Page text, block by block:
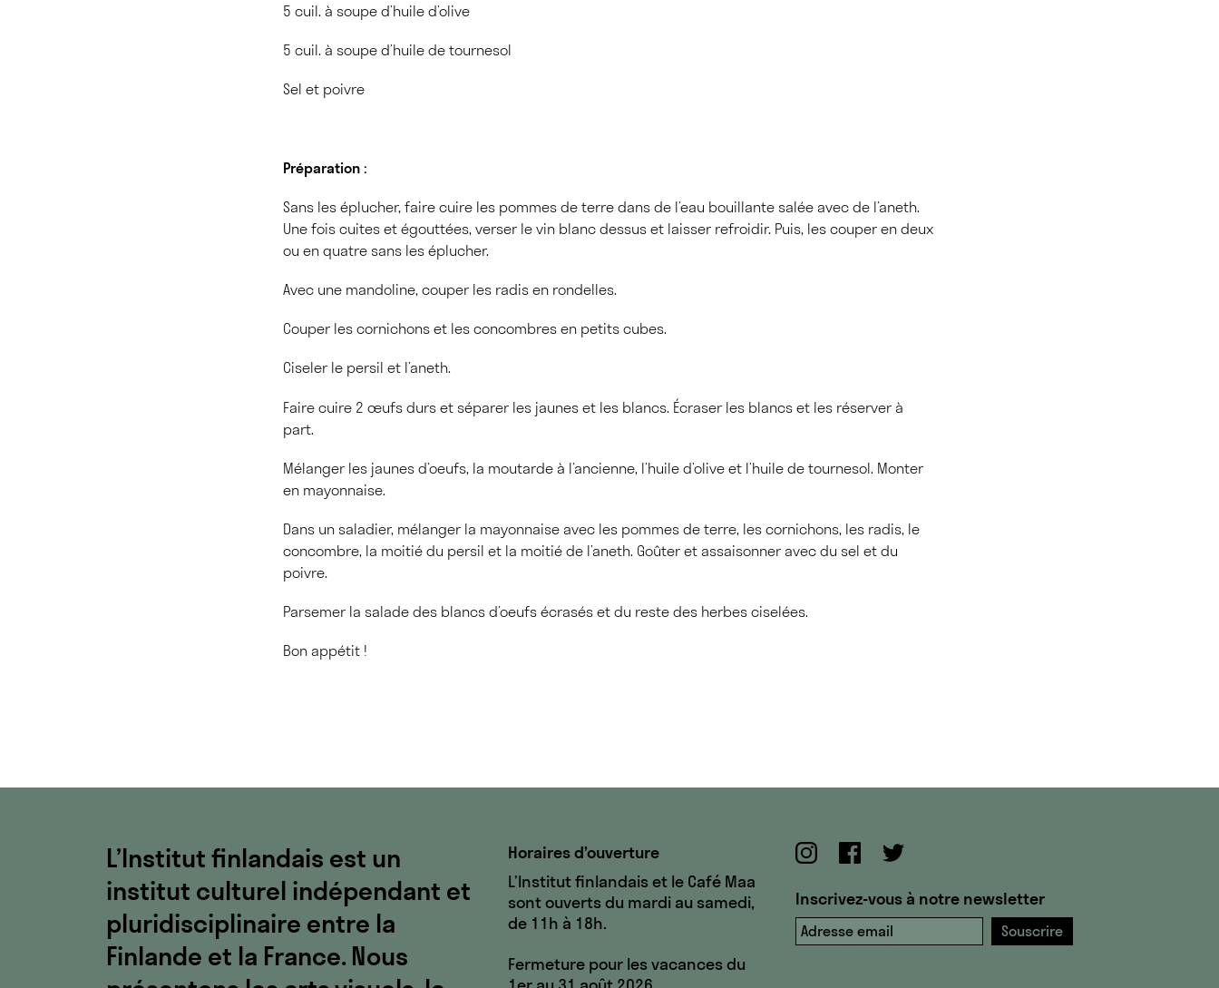
5 cuil. à soupe d’huile d’olive
5 cuil. à soupe d’huile de tournesol
Sel et poivre
Préparation :
Sans les éplucher, faire cuire les pommes de terre dans de l’eau bouillante salée avec de l’aneth.
Une fois cuites et égouttées, verser le vin blanc dessus et laisser refroidir. Puis, les couper en deux
ou en quatre sans les éplucher.
Avec une mandoline, couper les radis en rondelles.
Couper les cornichons et les concombres en petits cubes.
Ciseler le persil et l’aneth.
Faire cuire 2 œufs durs et séparer les jaunes et les blancs. Écraser les blancs et les réserver à
part.
Mélanger les jaunes d’oeufs, la moutarde à l’ancienne, l’huile d’olive et l’huile de tournesol. Monter
en mayonnaise.
Dans un saladier, mélanger la mayonnaise avec les pommes de terre, les cornichons, les radis, le
concombre, la moitié du persil et la moitié de l’aneth. Goûter et assaisonner avec du sel et du
poivre.
Parsemer la salade des blancs d’oeufs écrasés et du reste des herbes ciselées.
Bon appétit !
L’Institut finlandais est un
institut culturel indépendant et
pluridisciplinaire entre la
Finlande et la France. Nous
Horaires d’ouverture
L’Institut finlandais et le Café Maa
sont ouverts du mardi au samedi,
de 11h à 18h.
Fermeture pour les vacances du
Inscrivez-vous à notre newsletter
Adresse email